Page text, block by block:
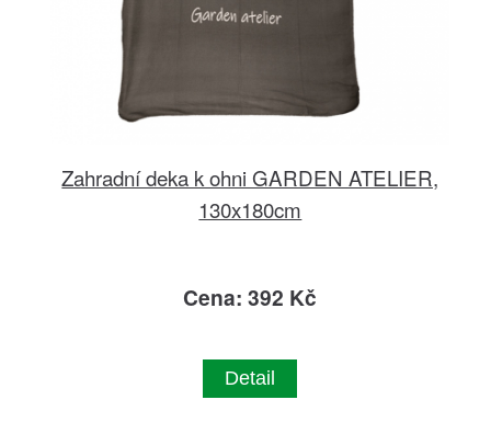
Zahradní deka k ohni GARDEN ATELIER,
130x180cm
Cena: 392 Kč
Detail